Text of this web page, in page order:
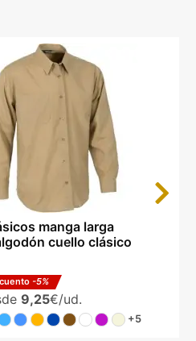
manga larga
cuello clásico
-5%
9,25€/ud.
+5
Next